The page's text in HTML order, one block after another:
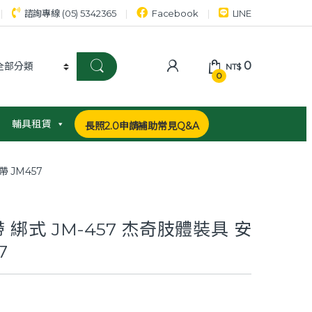
諮詢專線 (05) 5342365 Facebook LINE
0
NT$0
輔具租賃 長照2.0申請補助常見Q&A
JM457
綁式 JM-457 杰奇肢體裝具 安